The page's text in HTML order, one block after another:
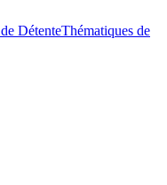
DétenteThématiques de